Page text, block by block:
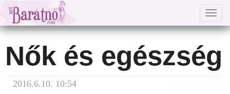
Nők és egészség
2016.6.10. 10:54